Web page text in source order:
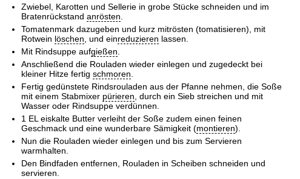
Zwiebel, Karotten und Sellerie in grobe Stücke schneiden und im
Bratenrückstandanrösten
Tomatenmark dazugeben und kurz mitrösten (tomatisieren), mit
Rotwein löschen , und einreduzieren lassen.
Mit Rindsuppe aufgießen
Anschließend die Rouladen wieder einlegen und zugedeckt bei
kleiner Hitze fertigschmoren
Fertig gedünstete Rindsrouladen aus der Pfanne nehmen, die Soße
mit einem Stabmixer pürieren , durch ein Sieb streichen und mit
Wasser oder Rindsuppe verdünnen.
1 EL eiskalte Butter verleiht der Soße zudem einen feinen
Geschmack und eine wunderbare Sämigkeit (montieren).
Nun die Rouladen wieder einlegen und bis zum Servieren
warmhalten.
Den Bindfaden entfernen, Rouladen in Scheiben schneiden und
servieren.